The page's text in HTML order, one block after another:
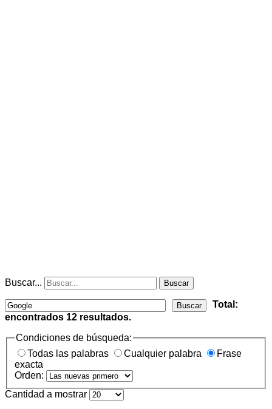
Buscar... Buscar
Buscar
Total:
encontrados 12 resultados.
Condiciones de búsqueda:
Todas las palabras
Cualquier palabra
Frase
exacta
Orden:
Cantidad a mostrar